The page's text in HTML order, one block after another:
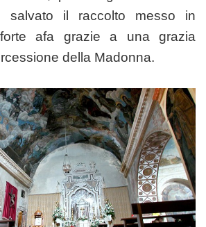
salvato il raccolto messo in
afa grazie a una grazia
della Madonna.